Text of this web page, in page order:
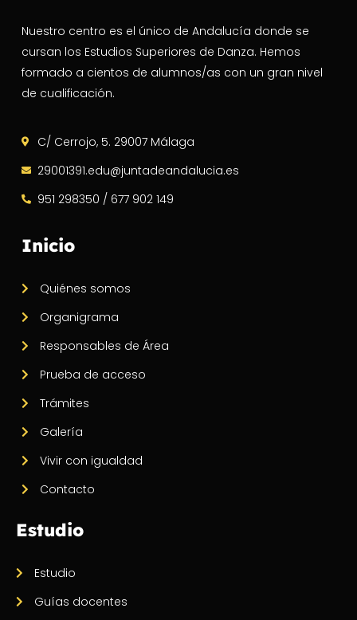
Nuestro centro es el único de Andalucía donde se
cursan los Estudios Superiores de Danza. Hemos
formado a cientos de alumnos/as con un gran nivel
de cualificación.
C/ Cerrojo, 5. 29007 Málaga
29001391.edu@juntadeandalucia.es
951 298350 / 677 902 149
Inicio
Quiénes somos
Organigrama
Responsables de Área
Prueba de acceso
Trámites
Galería
Vivir con igualdad
Contacto
Estudio
Estudio
Guías docentes